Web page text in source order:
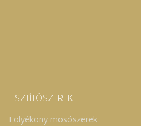
TISZTÍTÓSZEREK
Folyékony mosószerek